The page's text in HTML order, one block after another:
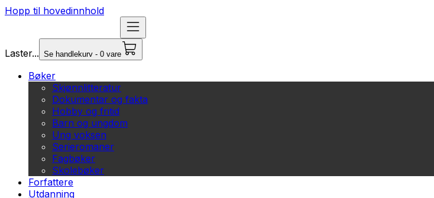
Hopp til hovedinnhold
Laster... Se handlekurv - 0 vare
Bøker
Skjønnlitteratur
Dokumentar og fakta
Hobby og fritid
Barn og ungdom
Ung voksen
Serieromaner
Fagbøker
Skolebøker
Forfattere
Utdanning